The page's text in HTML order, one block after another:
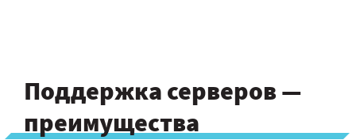
Поддержка серверов —
преимущества